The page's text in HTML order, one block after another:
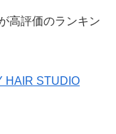
高評価のランキン
HAIR STUDIO